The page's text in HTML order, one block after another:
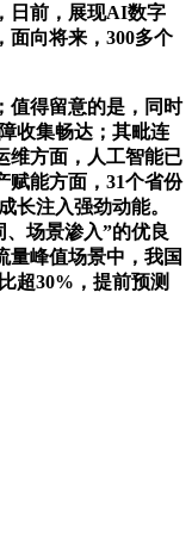
日前，展现AI数字
面向将来，300多个
得留意的是，同时
收集畅达；其毗连
维方面，人工智能已
赋能方面，31个省份
长注入强劲动能。
场景渗入”的优良
量峰值场景中，我国
超30%，提前预测